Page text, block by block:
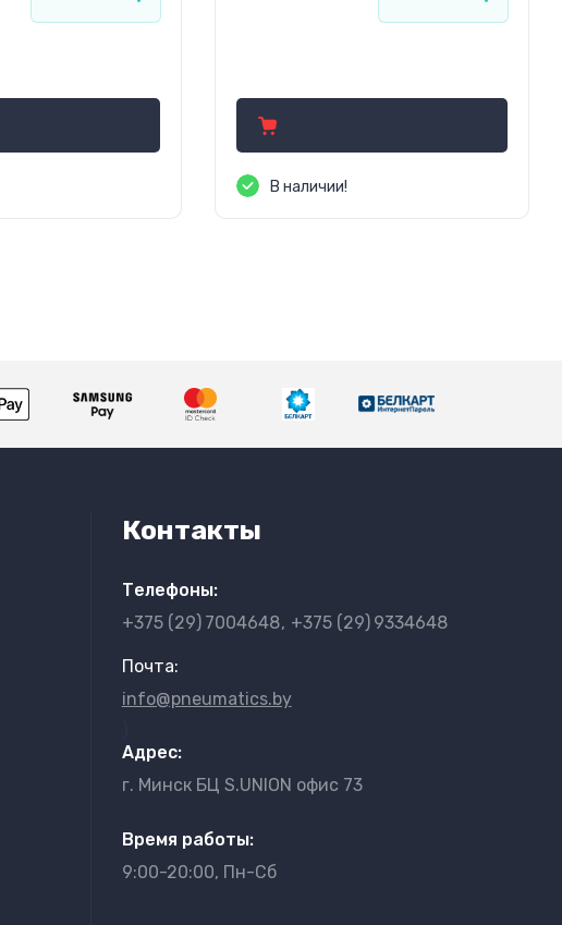
В наличии!
Контакты
Телефоны:
+375 (29) 7004648 +375 (29) 9334648
Почта:
info@pneumatics.by
Адрес:
г. Минск БЦ S.UNION офис 73
Время работы:
9:00-20:00, Пн-Сб